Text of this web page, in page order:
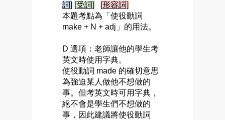
詞] [受詞]
[形容詞]
本題考點為「使役動詞
make + N + adj」的用法。
D 選項：老師讓他的學生考
英文時使用字典。
使役動詞 made 的確切意思
為強迫某人做他不想做的
事。但考英文時可用字典，
絕不會是學生們不想做的
事，因此建議將使役動詞